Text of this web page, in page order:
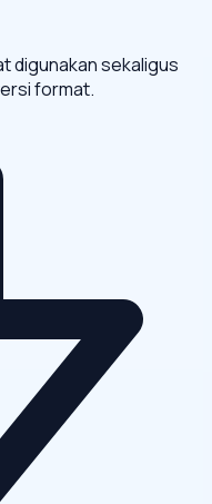
digunakan sekaligus
format.